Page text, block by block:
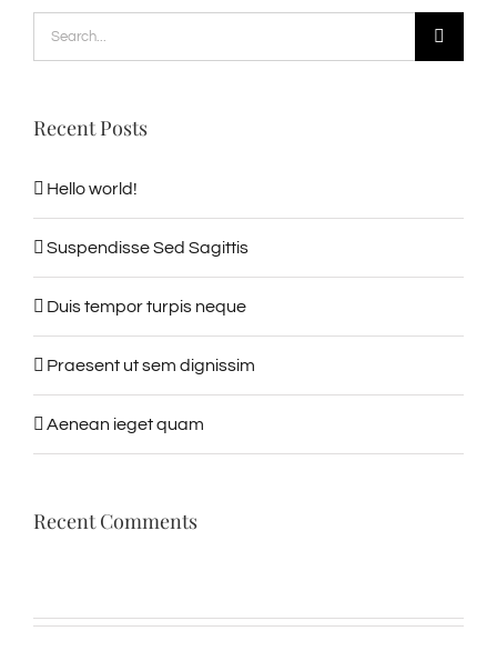
Search
for:
Recent Posts
Hello world!
Suspendisse Sed Sagittis
Duis tempor turpis neque
Praesent ut sem dignissim
Aenean ieget quam
Recent Comments